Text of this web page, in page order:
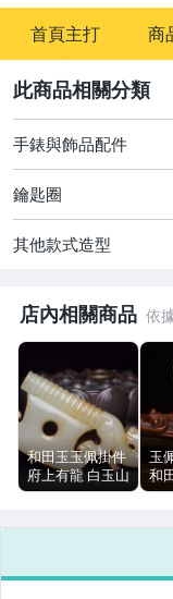
首頁主打 商
圖書/影音/文具
古董、藝術與礦石
偶像、球員卡與郵幣
手錶與飾品配件
鑰匙圈
其他款式造型
店內相關商品
和田玉玉佩掛件
府上有龍 白玉山
料 羊脂玉 8.3cm
玉
和
白